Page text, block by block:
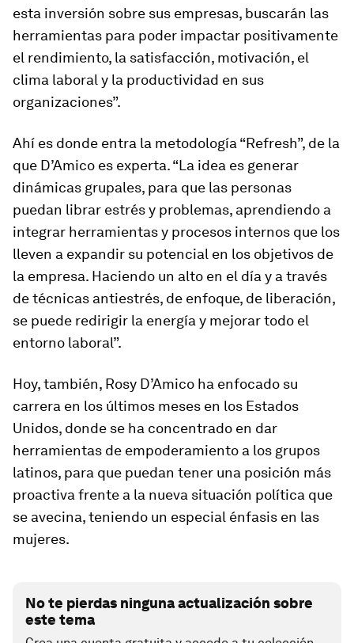
esta inversión sobre sus empresas, buscarán las
herramientas para poder impactar positivamente
el rendimiento, la satisfacción, motivación, el
clima laboral y la productividad en sus
organizaciones”.
Ahí es donde entra la metodología “Refresh”, de la
que D’Amico es experta. “La idea es generar
dinámicas grupales, para que las personas
puedan librar estrés y problemas, aprendiendo a
integrar herramientas y procesos internos que los
lleven a expandir su potencial en los objetivos de
la empresa. Haciendo un alto en el día y a través
de técnicas antiestrés, de enfoque, de liberación,
se puede redirigir la energía y mejorar todo el
entorno laboral”.
Hoy, también, Rosy D’Amico ha enfocado su
carrera en los últimos meses en los Estados
Unidos, donde se ha concentrado en dar
herramientas de empoderamiento a los grupos
latinos, para que puedan tener una posición más
proactiva frente a la nueva situación política que
se avecina, teniendo un especial énfasis en las
mujeres.
No te pierdas ninguna actualización sobre
este tema